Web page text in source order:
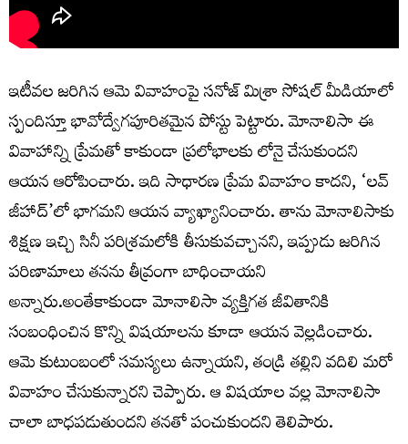
ఇటీవల జరిగిన ఆమె వివాహంపై సనోజ్ మిశ్రా సోషల్ మీడియాలో
స్పందిస్తూ భావోద్వేగపూరితమైన పోస్టు పెట్టారు. మోనాలిసా ఈ
వివాహాన్ని ప్రేమతో కాకుండా ప్రలోభాలకు లోనై చేసుకుందని
ఆయన ఆరోపించారు. ఇది సాధారణ ప్రేమ వివాహం కాదని, ‘లవ్
జీహాద్’లో భాగమని ఆయన వ్యాఖ్యానించారు. తాను మోనాలిసాకు
శిక్షణ ఇచ్చి సినీ పరిశ్రమలోకి తీసుకువచ్చానని, ఇప్పుడు జరిగిన
పరిణామాలు తనను తీవ్రంగా బాధించాయని
అన్నారు.అంతేకాకుండా మోనాలిసా వ్యక్తిగత జీవితానికి
సంబంధించిన కొన్ని విషయాలను కూడా ఆయన వెల్లడించారు.
ఆమె కుటుంబంలో సమస్యలు ఉన్నాయని, తండ్రి తల్లిని వదిలి మరో
వివాహం చేసుకున్నారని చెప్పారు. ఆ విషయాల వల్ల మోనాలిసా
చాలా బాధపడుతుందని తనతో పంచుకుందని తెలిపారు.